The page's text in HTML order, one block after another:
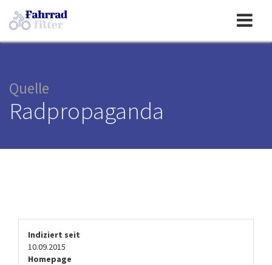
Toggle
navigation
Quelle
Radpropaganda
Indiziert seit
10.09.2015
Homepage